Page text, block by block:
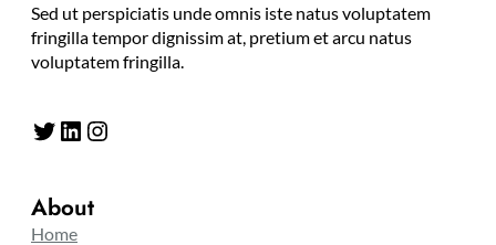
Sed ut perspiciatis unde omnis iste natus voluptatem
fringilla tempor dignissim at, pretium et arcu natus
voluptatem fringilla.
Twitter LinkedIn Instagram
About
Home